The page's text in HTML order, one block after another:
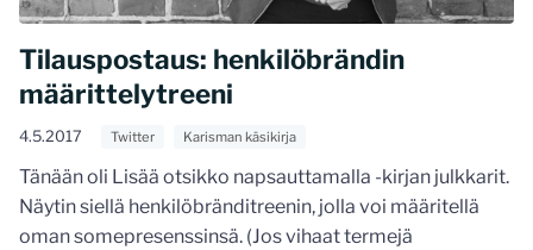
Tilauspostaus: henkilöbrändin
määrittelytreeni
4.5.2017 Twitter Karisman käsikirja
Tänään oli Lisää otsikko napsauttamalla -kirjan julkkarit.
Näytin siellä henkilöbränditreenin, jolla voi määritellä
oman somepresenssinsä. (Jos vihaat termejä